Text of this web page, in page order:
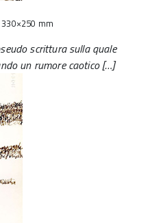
mm
scrittura sulla quale
un rumore caotico […]